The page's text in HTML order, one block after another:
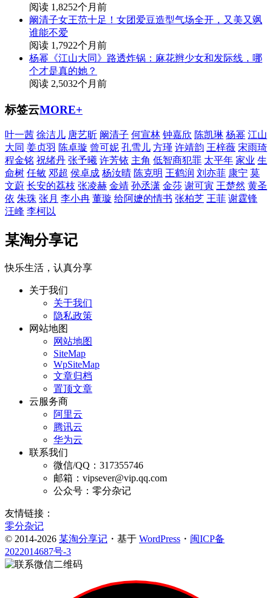
阅读 1,8252个月前
阚清子女王范十足！女团爱豆造型气场全开，又美又飒
谁能不爱
阅读 1,7922个月前
杨幂《江山大同》路透炸锅：麻花辫少女和发际线，哪
个才是真的她？
阅读 2,5032个月前
标签云MORE+
叶一茜 徐洁儿 唐艺昕 阚清子 何宣林 钟嘉欣 陈凯琳 杨幂 江山
大同 姜贞羽 陈卓璇 曾可妮 孔雪儿 方瑾 许靖韵 王梓薇 宋雨琦
程金铭 祝绪丹 张予曦 许芳铱 主角 低智商犯罪 太平年 家业 生
命树 任敏 邓超 侯卓成 杨汝晴 陈克明 王鹤润 刘亦菲 康宁 莫
文蔚 长安的荔枝 张凌赫 金靖 孙丞潇 金莎 谢可寅 王楚然 黄圣
依 朱珠 张月 李小冉 董璇 给阿嬷的情书 张柏芝 王菲 谢霆锋
汪峰 李柯以
某淘分享记
快乐生活，认真分享
关于我们
关于我们
隐私政策
网站地图
网站地图
SiteMap
WpSiteMap
文章归档
置顶文章
云服务商
阿里云
腾讯云
华为云
联系我们
微信/QQ：317355746
邮箱：vipsever@vip.qq.com
公众号：零分杂记
友情链接：
零分杂记
© 2014-2026 某淘分享记 ・基于 WordPress ・ 闽ICP备
2022014687号-3